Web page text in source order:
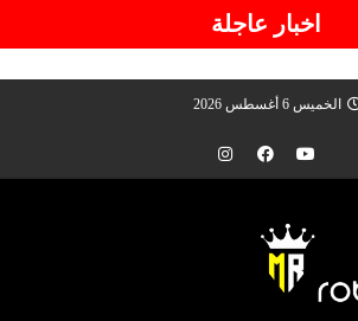
اخبار عاجلة
الخميس 6 أغسطس 2026